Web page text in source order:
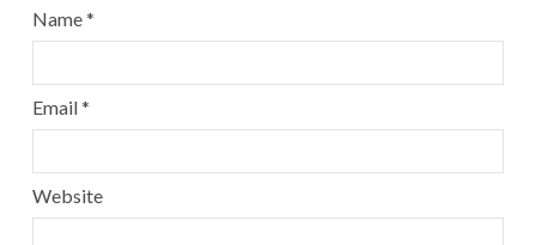
Name*
Email*
Website